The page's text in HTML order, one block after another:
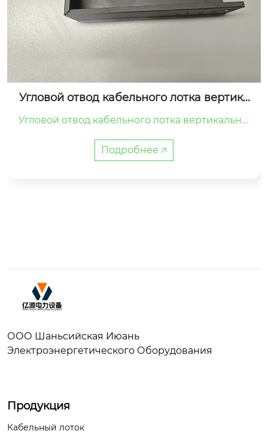
Угловой отвод кабельного лотка вертика
Угловой отвод кабельного лотка вертикальны
оединительным элементом системы кабельн
ых лотков.
Подробнее 🡥
ООО Шаньсийская Июань
Электроэнергетического Оборудования
Продукция
Кабельный лоток